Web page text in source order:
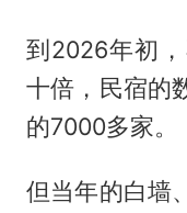
到2026年初
十倍，民宿的
的7000多家。
但当年的白墙